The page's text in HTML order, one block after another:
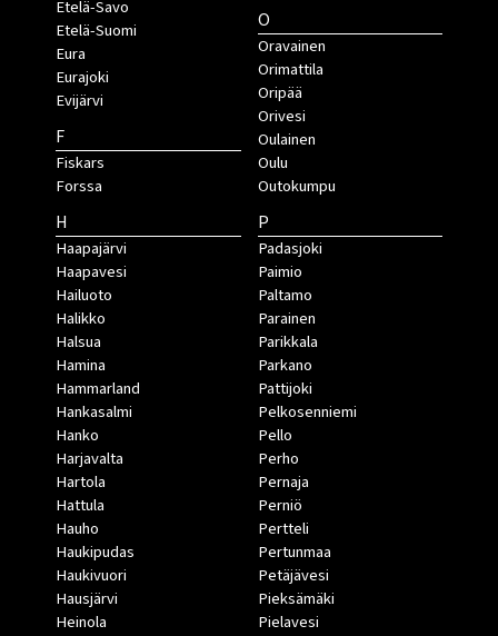
Etelä-Savo
Etelä-Suomi
Eura
Eurajoki
Evijärvi
F
Fiskars
Forssa
H
Haapajärvi
Haapavesi
Hailuoto
Halikko
Halsua
Hamina
Hammarland
Hankasalmi
Hanko
Harjavalta
Hartola
Hattula
Hauho
Haukipudas
Haukivuori
Hausjärvi
Heinola
O
Oravainen
Orimattila
Oripää
Orivesi
Oulainen
Oulu
Outokumpu
P
Padasjoki
Paimio
Paltamo
Parainen
Parikkala
Parkano
Pattijoki
Pelkosenniemi
Pello
Perho
Pernaja
Perniö
Pertteli
Pertunmaa
Petäjävesi
Pieksämäki
Pielavesi